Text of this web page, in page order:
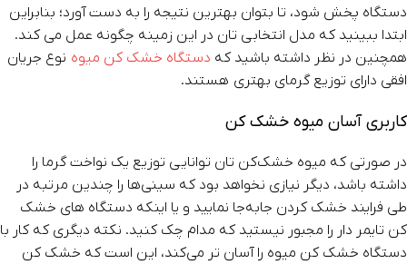
دستگاه پخش شود، تا بتوان بهترین نتیجه را به دست آورد؛ بنابراین
ابتدا ببینید که مدل انتخابی‌ تان در این زمینه چگونه عمل می کند.
همچنین در نظر داشته باشید که دستگاه‌ خشک‌ کن‌ میوه نوع جریان
افقی دارای توزیع گرمای بهتری هستند.
کاربری آسان میوه خشک کن
در صورتی که میوه خشک‌کن تان توانایی توزیع یک ‌نواخت گرما را
داشته باشد، دیگر نیازی نخواهد بود که سینی‌ها را چندین مرتبه در
طی فرایند خشک‌ کردن جابه‌جا نمایید و یا اینکه دستگاه های خشک‌
کن‌ تایمر دار را مجبور نیستید که مدام چک کنید. نکته دیگری که کار با
دستگاه خشک‌ کن‌ میوه را آسان ‌تر می‌کند، این است که خشک کن